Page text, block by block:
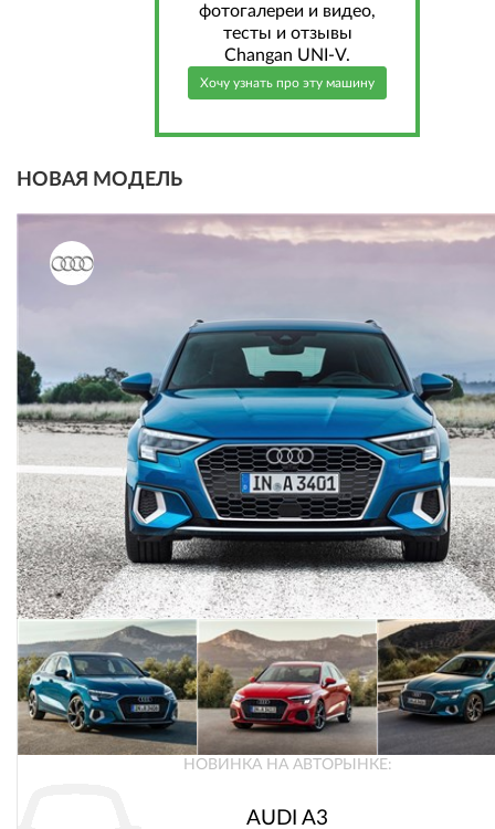
фотогалереи и видео,
тесты и отзывы
Changan UNI-V.
Хочу узнать про эту машину
НОВАЯ МОДЕЛЬ
НОВИНКА НА АВТОРЫНКЕ:
AUDI A3